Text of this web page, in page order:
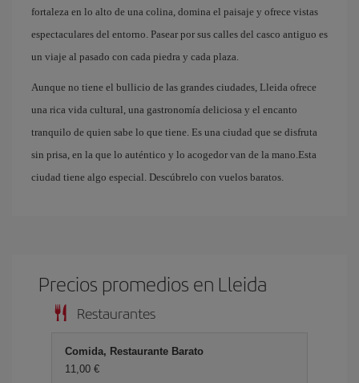
fortaleza en lo alto de una colina, domina el paisaje y ofrece vistas
espectaculares del entorno. Pasear por sus calles del casco antiguo es
un viaje al pasado con cada piedra y cada plaza.
Aunque no tiene el bullicio de las grandes ciudades, Lleida ofrece
una rica vida cultural, una gastronomía deliciosa y el encanto
tranquilo de quien sabe lo que tiene. Es una ciudad que se disfruta
sin prisa, en la que lo auténtico y lo acogedor van de la mano.Esta
ciudad tiene algo especial. Descúbrelo con vuelos baratos.
Precios promedios en Lleida
Restaurantes
Comida, Restaurante Barato
11,00 €